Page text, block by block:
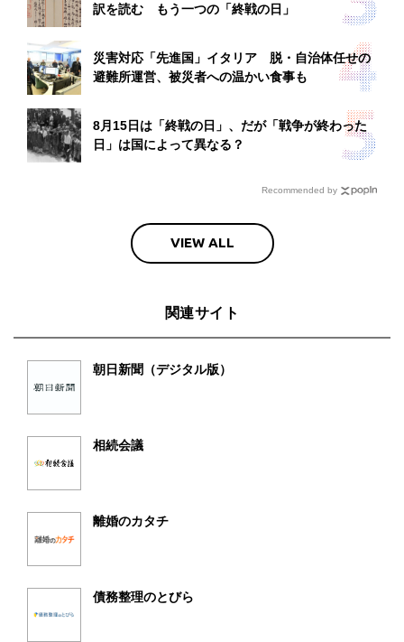
訳を読む もう一つの「終戦の日」
災害対応「先進国」イタリア 脱・自治体任せの
避難所運営、被災者への温かい食事も
8月15日は「終戦の日」、だが「戦争が終わった
日」は国によって異なる？
Recommended by
VIEW ALL
関連サイト
朝日新聞（デジタル版）
相続会議
離婚のカタチ
債務整理のとびら